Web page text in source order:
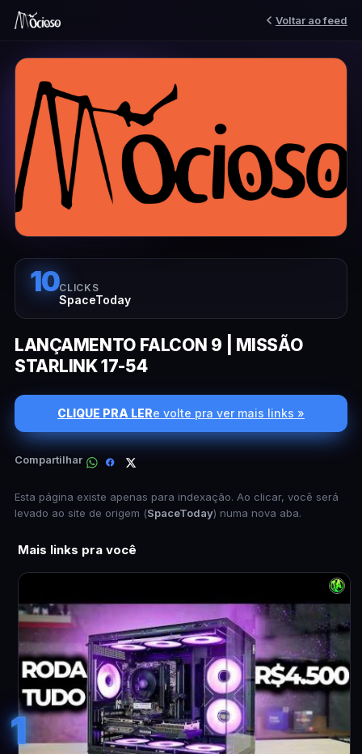
Voltar ao feed
10CLICKS
SpaceToday
LANÇAMENTO FALCON 9 | MISSÃO
STARLINK 17-54
CLIQUE PRA LERe volte pra ver mais links »
Compartilhar
Esta página existe apenas para indexação. Ao clicar, você será
levado ao site de origem (SpaceToday) numa nova aba.
Mais links pra você
1